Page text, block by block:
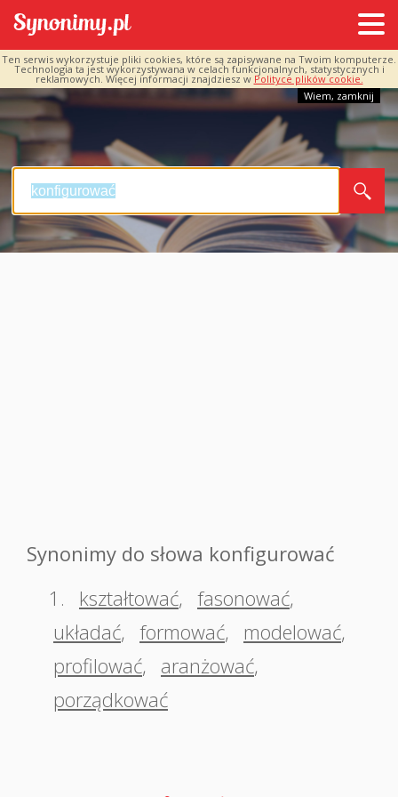
Ten serwis wykorzystuje pliki cookies, które są zapisywane na Twoim komputerze.
Technologia ta jest wykorzystywana w celach funkcjonalnych, statystycznych i
reklamowych. Więcej informacji znajdziesz w Polityce plików cookie.
Wiem, zamknij
Synonimy do słowa konfigurować
1.
kształtować, fasonować,
układać, formować, modelować,
profilować, aranżować,
porządkować